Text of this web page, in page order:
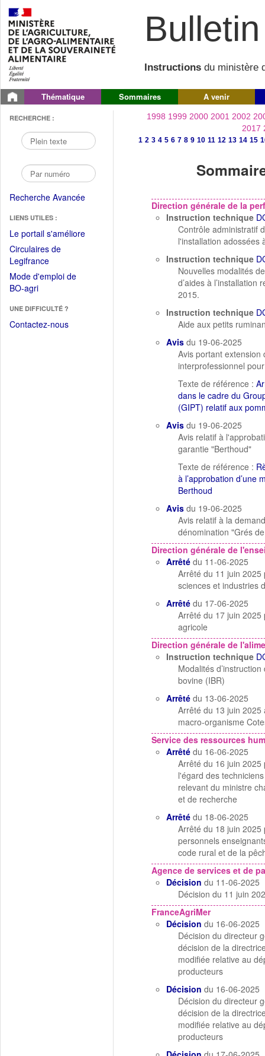
Instructions du ministère
Thématique Sommaires A venir
RECHERCHE :
Recherche Avancée
LIENS UTILES :
Le portail s'améliore(Fichier
Circulaires de
Legifrance(Ouvrir
dans
une
fenêtre)
Mode d'emploi de
BO-agri(Ouvrir
une
nouvelle
UNE DIFFICULTÉ ?
Contactez-nous
1998 1999 2000 2001 2002
2017
1 2 3 4 5 6 7 8 9 10 11 12 13 14 15
Direction générale de la
Instruction technique
Contrôle administratif
l'installation adossées
Instruction technique
Nouvelles modalités
d’aides à
2015.
Instruction technique
Aide aux petits
Avis du 19-06-2025
Avis portant
interprofessionnel
Texte de référence :
dans le cadre du
(GIPT) relatif aux
Avis du 19-06-2025
Avis relatif à
garantie "Berthoud"
Texte de référence :
à l’approbation d’une
Berthoud
Avis du 19-06-2025
Avis relatif à la
dénomination "Grés
Direction générale de
Arrêté du 11-06-2025
Arrêté du 11 juin 2025
sciences et industries
Arrêté du 17-06-2025
Arrêté du 17 juin 2025
agricole
Direction générale de
Instruction technique
Modalités
bovine (IBR)
Arrêté du 13-06-2025
Arrêté du 13 juin
macro-organisme
Service des ressources
Arrêté du 16-06-2025
Arrêté du 16 juin
l'égard des
relevant du ministre
et de recherche
Arrêté du 18-06-2025
Arrêté du 18 juin
personnels
code rural et de la
Agence de services et de
Décision du 11-06-2025
Décision du 11 juin
FranceAgriMer
Décision du 16-06-2025
Décision du directeur
décision de la
modifiée relative au
producteurs
Décision du 16-06-2025
Décision du directeur
décision de la
modifiée relative au
producteurs